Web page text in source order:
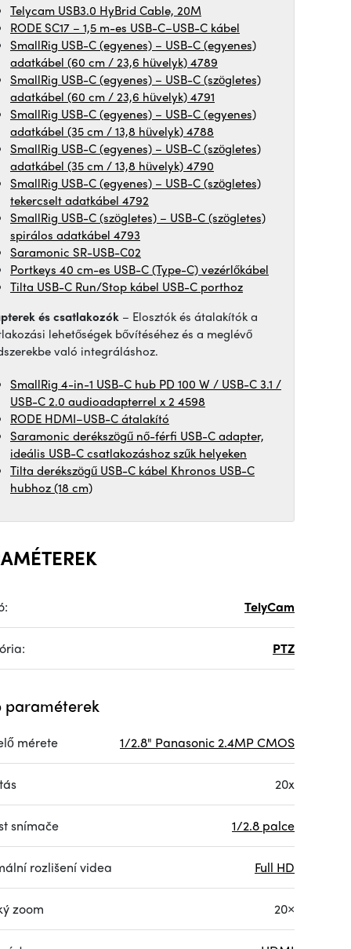
Telycam USB3.0 HyBrid Cable, 20M
RODE SC17 – 1,5 m-es USB-C–USB-C kábel
SmallRig USB-C (egyenes) – USB-C (egyenes)
adatkábel (60 cm / 23,6 hüvelyk) 4789
SmallRig USB-C (egyenes) – USB-C (szögletes)
adatkábel (60 cm / 23,6 hüvelyk) 4791
SmallRig USB-C (egyenes) – USB-C (egyenes)
adatkábel (35 cm / 13,8 hüvelyk) 4788
SmallRig USB-C (egyenes) – USB-C (szögletes)
adatkábel (35 cm / 13,8 hüvelyk) 4790
SmallRig USB-C (egyenes) – USB-C (szögletes)
tekercselt adatkábel 4792
SmallRig USB-C (szögletes) – USB-C (szögletes)
spirálos adatkábel 4793
Saramonic SR-USB-C02
Portkeys 40 cm-es USB-C (Type-C) vezérlőkábel
Tilta USB-C Run/Stop kábel USB-C porthoz
és csatlakozók – Elosztók és átalakítók a
lehetőségek bővítéséhez és a meglévő
való integráláshoz.
SmallRig 4-in-1 USB-C hub PD 100 W / USB-C 3.1 /
USB-C 2.0 audioadapterrel x 2 4598
RODE HDMI–USB-C átalakító
Saramonic derékszögű nő-férfi USB-C adapter,
ideális USB-C csatlakozáshoz szűk helyeken
Tilta derékszögű USB-C kábel Khronos USB-C
hubhoz (18 cm)
TelyCam
PTZ
paraméterek
mérete 1/2.8" Panasonic 2.4MP CMOS
20x
snímače 1/2.8 palce
rozlišení videa Full HD
zoom 20×